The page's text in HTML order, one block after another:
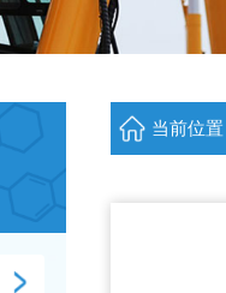
当前位置